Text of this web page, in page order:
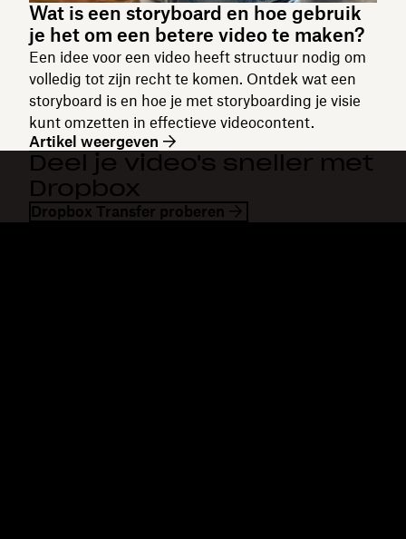
Wat is een storyboard en hoe gebruik
je het om een betere video te maken?
Een idee voor een video heeft structuur nodig om
volledig tot zijn recht te komen. Ontdek wat een
storyboard is en hoe je met storyboarding je visie
kunt omzetten in effectieve videocontent.
Artikel weergeven
Deel je video's sneller met
Dropbox
Dropbox Transfer proberen